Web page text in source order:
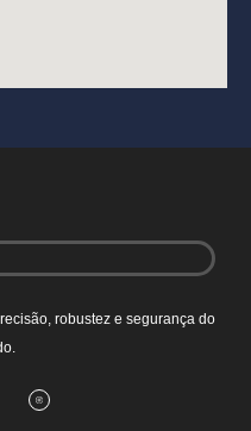
robustez e segurança do